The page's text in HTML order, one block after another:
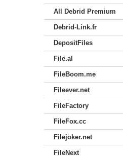
All Debrid Premium
Debrid-Link.fr
DepositFiles
File.al
FileBoom.me
Fileever.net
FileFactory
FileFox.cc
Filejoker.net
FileNext